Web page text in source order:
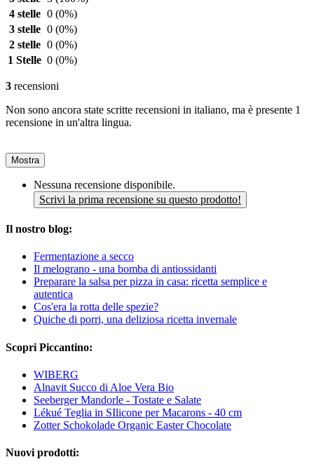
4 stelle 0 (0%)
3 stelle 0 (0%)
2 stelle 0 (0%)
1 Stelle 0 (0%)
3 recensioni
Non sono ancora state scritte recensioni in italiano, ma è presente 1
recensione in un'altra lingua.
Mostra
Nessuna recensione disponibile.
Scrivi la prima recensione su questo prodotto!
Il nostro blog:
Fermentazione a secco
Il melograno - una bomba di antiossidanti
Preparare la salsa per pizza in casa: ricetta semplice e
autentica
Cos'era la rotta delle spezie?
Quiche di porri, una deliziosa ricetta invernale
Scopri Piccantino:
WIBERG
Alnavit Succo di Aloe Vera Bio
Seeberger Mandorle - Tostate e Salate
Lékué Teglia in SIlicone per Macarons - 40 cm
Zotter Schokolade Organic Easter Chocolate
Nuovi prodotti: